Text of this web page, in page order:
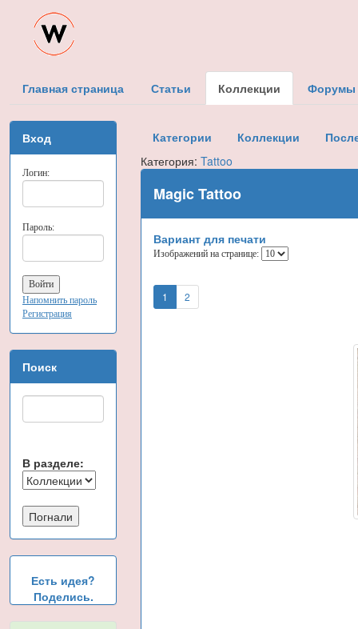
Главная страница Статьи Коллекции Форумы
Вход
Логин:
Пароль:
Напомнить пароль
Регистрация
Поиск
В разделе:
Есть идея?
Поделись.
Категории Коллекции
Категория:Tattoo
Magic Tattoo
Вариант для печати
Изображений на странице:
1 2